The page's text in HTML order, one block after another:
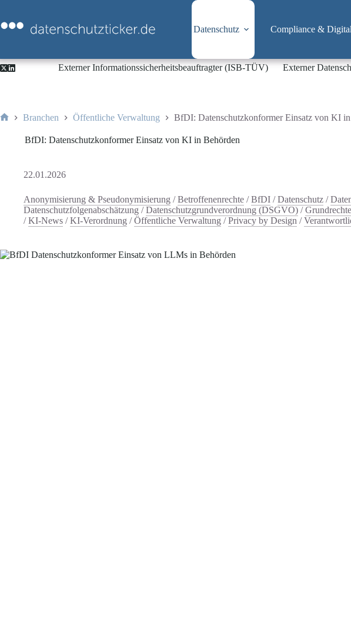
springen
Datenschutz Compliance &
Externer Informationssicherheitsbeauftragter (ISB-TÜV) Externer
Branchen Öffentliche Verwaltung BfDI: Datenschutzkonformer Einsatz von KI
BfDI: Datenschutzkonformer Einsatz von KI in Behörden
22.01.2026
Anonymisierung & Pseudonymisierung /Betroffenenrechte /BfDI /Datenschutz /
Datenschutzfolgenabschätzung /Datenschutzgrundverordnung (DSGVO) /
/KI-News /KI-Verordnung /Öffentliche Verwaltung /Privacy by Design /